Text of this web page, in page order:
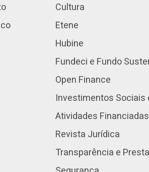
Cultura
Etene
Hubine
Fundeci e Fundo
Open Finance
Investimentos Sociais
Atividades Financiadas
Revista Jurídica
Transparência e